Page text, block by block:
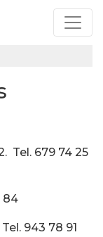
Tel. 679 74 25
84
943 78 91